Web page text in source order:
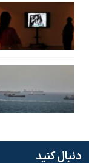
دنبال کنید